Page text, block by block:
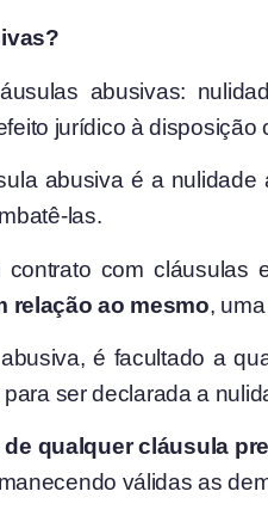
abusivas:
jurídico à disposição
abusiva é a
las.
com cláusulas
relação ao mesmo,
é facultado a
ser declarada a
qualquer cláusula
válidas as